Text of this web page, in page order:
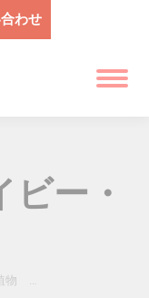
わせ
ー・
物 …